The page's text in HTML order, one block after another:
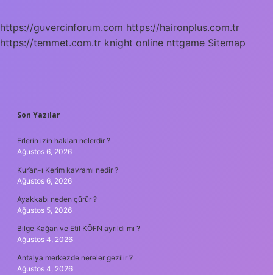
https://guvercinforum.com https://haironplus.com.tr
https://temmet.com.tr knight online nttgame Sitemap
SIDEBAR
Son Yazılar
Erlerin izin hakları nelerdir ?
Ağustos 6, 2026
Kur’an-ı Kerim kavramı nedir ?
Ağustos 6, 2026
Ayakkabı neden çürür ?
Ağustos 5, 2026
Bilge Kağan ve Etil KÖFN ayrıldı mı ?
Ağustos 4, 2026
Antalya merkezde nereler gezilir ?
Ağustos 4, 2026